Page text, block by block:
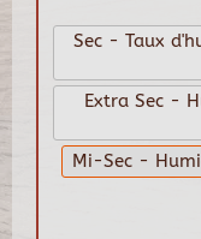
Sec - Taux
Extra Sec -
Mi-Sec -